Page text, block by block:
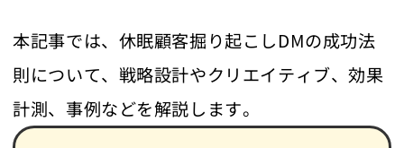
本記事では、休眠顧客掘り起こしDMの成功法
則について、戦略設計やクリエイティブ、効果
計測、事例などを解説します。